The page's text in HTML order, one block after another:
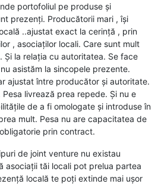
portofoliul pe produse și
prezenți. Producătorii mari , își
..ajustat exact la cerință , prin
, asociaților locali. Care sunt mult
Și la relația cu autoritatea. Se face
asistăm la sincopele prezente.
ajustat între producător și autoritate.
Pesa livrează prea repede. Și nu e
de a fi omologate și introduse în
mult. Pesa nu are capacitatea de
prin contract.
de joint venture nu existau
asociații tăi locali pot prelua partea
locală te poți extinde mai ușor